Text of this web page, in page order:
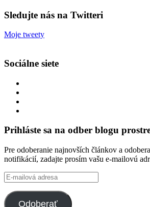
Sledujte nás na Twitteri
Moje tweety
Sociálne siete
Twitter
na
tekkoooo
YouTube
Prihláste sa na odber blogu
Pre odoberanie najnovších článkov a
notifikácií, zadajte prosím vašu e-mailovú
E-
mailová
adresa
Odoberať